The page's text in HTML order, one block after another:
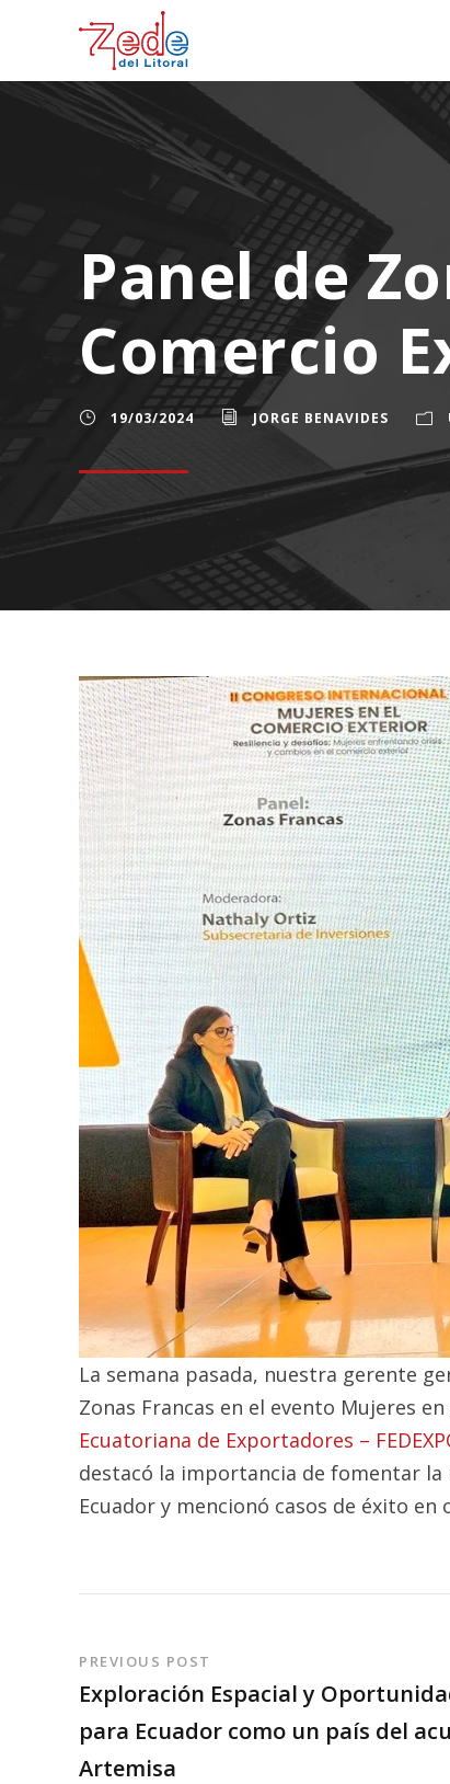
Panel de
Comercio
19/03/2024 JORGE BENAVIDES
La semana pasada, nuestra gerente
Zonas Francas en el evento Mujeres
Ecuatoriana de Exportadores –
destacó la importancia de fomentar
Ecuador y mencionó casos de éxito
PREVIOUS POST
Exploración Espacial y
para Ecuador como un país del
Artemisa